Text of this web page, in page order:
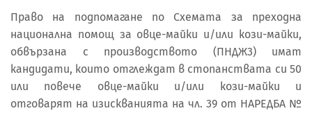
Право на подпомагане по Схемата за преходна
национална помощ за овце-майки и/или кози-майки,
обвързана с производството (ПНДЖ3) имат
кандидати, които отглеждат в стопанствата си 50
или повече овце-майки и/или кози-майки и
отговарят на изискванията на чл. 39 от НАРЕДБА №